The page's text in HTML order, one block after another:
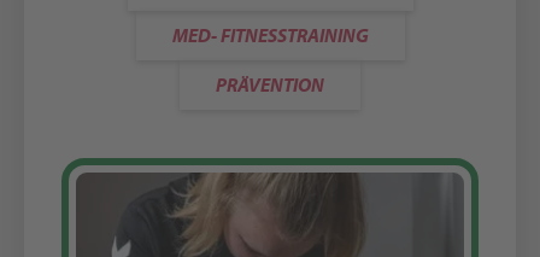
MED- FITNESSTRAINING
PRÄVENTION